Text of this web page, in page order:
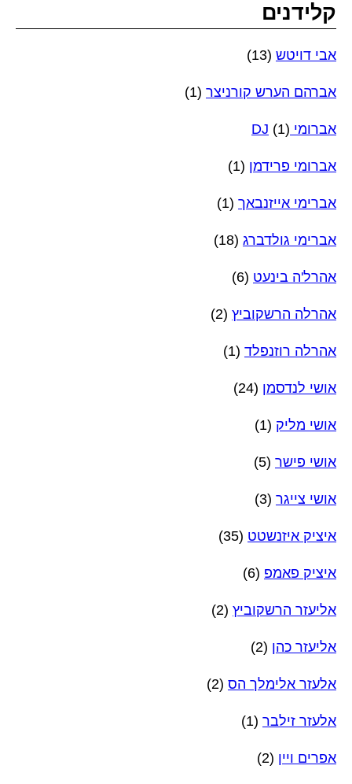
קלידנים
אבי דויטש (13)
אברהם הערש קורניצר (1)
אברומי DJ (1)
אברומי פרידמן (1)
אברימי אייזנבאך (1)
אברימי גולדברג (18)
אהרל'ה בינעט (6)
אהרלה הרשקוביץ (2)
אהרלה רוזנפלד (1)
אושי לנדסמן (24)
אושי מליק (1)
אושי פישר (5)
אושי צייגר (3)
איציק איזנשטט (35)
איציק פאמפ (6)
אליעזר הרשקוביץ (2)
אליעזר כהן (2)
אלעזר אלימלך הס (2)
אלעזר זילבר (1)
אפרים ויין (2)